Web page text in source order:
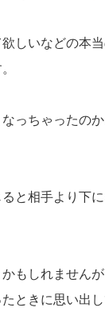
しいなどの本
っちゃったの
と相手より下
もしれません
ときに思い出